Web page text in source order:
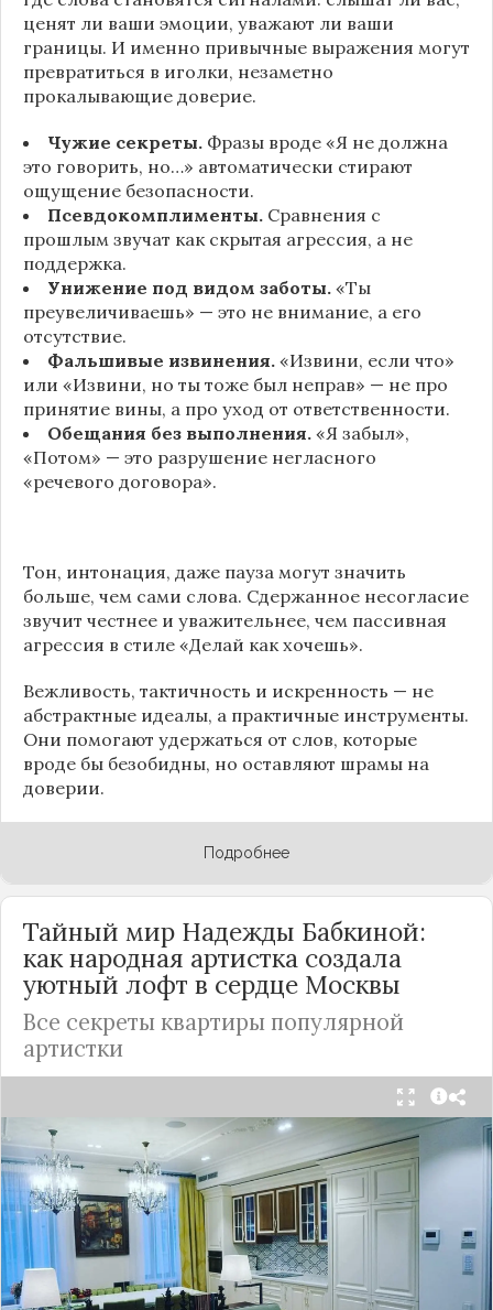
ценят ли ваши эмоции, уважают ли ваши
границы. И именно привычные выражения могут
превратиться в иголки, незаметно
прокалывающие доверие.
Чужие секреты. Фразы вроде «Я не должна
это говорить, но…» автоматически стирают
ощущение безопасности.
Псевдокомплименты. Сравнения с
прошлым звучат как скрытая агрессия, а не
поддержка.
Унижение под видом заботы. «Ты
преувеличиваешь» — это не внимание, а его
отсутствие.
Фальшивые извинения. «Извини, если что»
или «Извини, но ты тоже был неправ» — не про
принятие вины, а про уход от ответственности.
Обещания без выполнения. «Я забыл»,
«Потом» — это разрушение негласного
«речевого договора».
Тон, интонация, даже пауза могут значить
больше, чем сами слова. Сдержанное несогласие
звучит честнее и уважительнее, чем пассивная
агрессия в стиле «Делай как хочешь».
Вежливость, тактичность и искренность — не
абстрактные идеалы, а практичные инструменты.
Они помогают удержаться от слов, которые
вроде бы безобидны, но оставляют шрамы на
доверии.
Подробнее
Тайный мир Надежды Бабкиной:
как народная артистка создала
уютный лофт в сердце Москвы
Все секреты квартиры популярной
артистки
Народная артисткаРоссииНадежда Бабкина,
известная своей любовью к традиционному
стилю и народной эстетике, удивила
поклонников, выбрав для своей новой
московской квартиры современный стиль лофт.
Это решение стало настоящим откровением,
демонстрирующим её умение сочетать классику
и актуальные тенденции. Подробности о